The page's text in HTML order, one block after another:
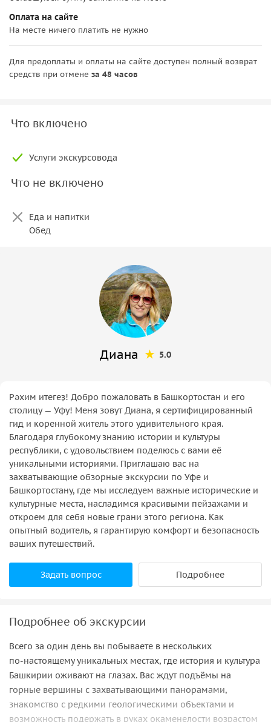
Оплата на сайте
На месте ничего платить не нужно
Для предоплаты и оплаты на сайте доступен полный возврат
средств при отмене за 48 часов
Что включено
Услуги экскурсовода
Что не включено
Еда и напитки
Обед
Диана 5.0
Рәхим итегеҙ! Добро пожаловать в Башкортостан и его
столицу — Уфу! Меня зовут Диана, я сертифицированный
гид и коренной житель этого удивительного края.
Благодаря глубокому знанию истории и культуры
республики, с удовольствием поделюсь с вами её
уникальными историями. Приглашаю вас на
захватывающие обзорные экскурсии по Уфе и
Башкортостану, где мы исследуем важные исторические и
культурные места, насладимся красивыми пейзажами и
откроем для себя новые грани этого региона. Как
опытный водитель, я гарантирую комфорт и безопасность
ваших путешествий.
Задать вопрос Подробнее
Подробнее об экскурсии
Всего за один день вы побываете в нескольких
по‑настоящему уникальных местах, где история и культура
Башкирии оживают на глазах. Вас ждут подъёмы на
горные вершины с захватывающими панорамами,
знакомство с редкими геологическими объектами и
возможность подержать в руках окаменелости возрастом